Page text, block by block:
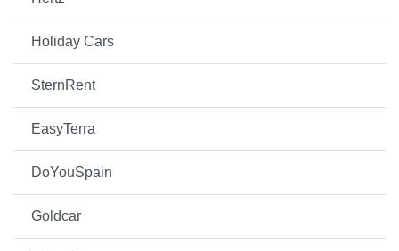
Holiday Cars
SternRent
EasyTerra
DoYouSpain
Goldcar